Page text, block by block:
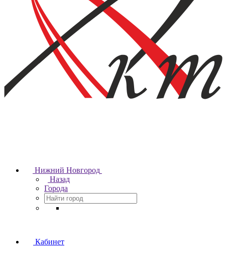
Нижний Новгород
Назад
Города
Кабинет